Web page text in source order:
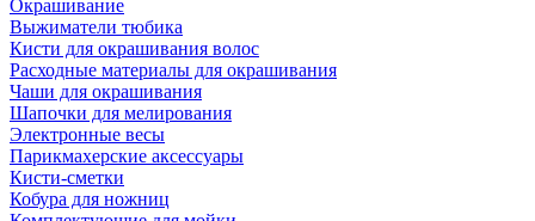
Окрашивание
Выжиматели тюбика
Кисти для окрашивания волос
Расходные материалы для окрашивания
Чаши для окрашивания
Шапочки для мелирования
Электронные весы
Парикмахерские аксессуары
Кисти-сметки
Кобура для ножниц